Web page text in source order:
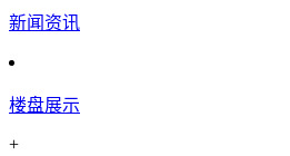
新闻资讯
楼盘展示
+